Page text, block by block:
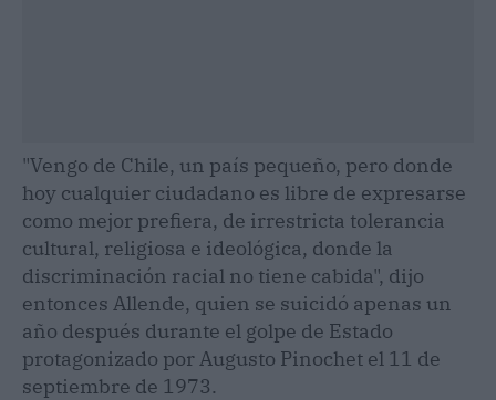
"Vengo de Chile, un país pequeño, pero donde
hoy cualquier ciudadano es libre de expresarse
como mejor prefiera, de irrestricta tolerancia
cultural, religiosa e ideológica, donde la
discriminación racial no tiene cabida", dijo
entonces Allende, quien se suicidó apenas un
año después durante el golpe de Estado
protagonizado por Augusto Pinochet el 11 de
septiembre de 1973.